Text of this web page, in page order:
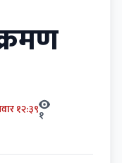
१२:३९१